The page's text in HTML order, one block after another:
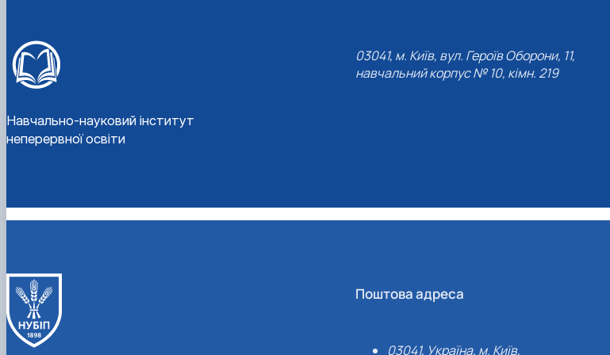
Навчально-науковий інститут
неперервної освіти
03041, м. Київ, вул. Героїв Оборони, 11,
навчальний корпус № 10, кімн. 219
Поштова адреса
03041, Україна, м. Київ,